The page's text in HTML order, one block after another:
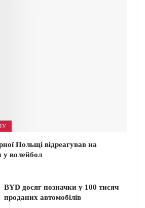
Польщі відреагував на
у волейбол
BYD досяг позначки у 100 тисяч
проданих автомобілів